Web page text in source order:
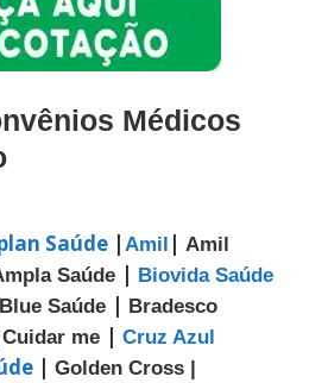
Médicos
Saúde | Amil | Amil
Saúde | Biovida Saúde
Blue Saúde | Bradesco
Cuidar me | Cruz Azul
| Golden Cross |